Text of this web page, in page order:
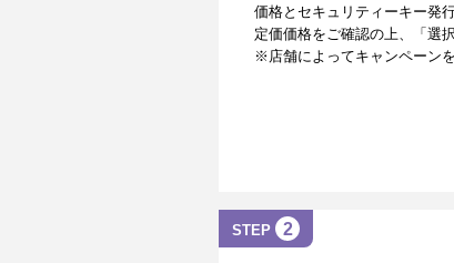
価格とセキュリティーキー発
定価価格をご確認の上、「選
※店舗によってキャンペーン
STEP 2